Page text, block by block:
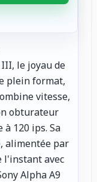
le joyau de
plein format,
vitesse,
obturateur
120 ips. Sa
alimentée par
avec
Alpha A9